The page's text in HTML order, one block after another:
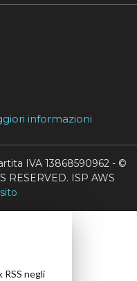
informazioni
IVA 13868590962 - ©
RESERVED. ISP AWS
RSS negli